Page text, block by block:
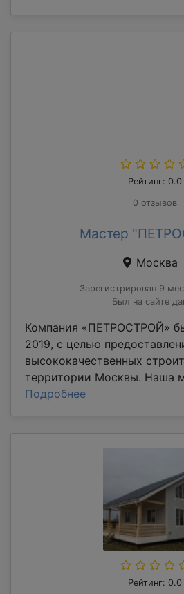
Рейтинг: 0.0
0 отзывов
Мастер
Москва
Зарегистрирован 9
Был на сайте
Компания «ПЕТРОСТРОЙ»
2019, с целью
высококачественных
территории Москвы. Наша
Подробнее
Рейтинг: 0.0